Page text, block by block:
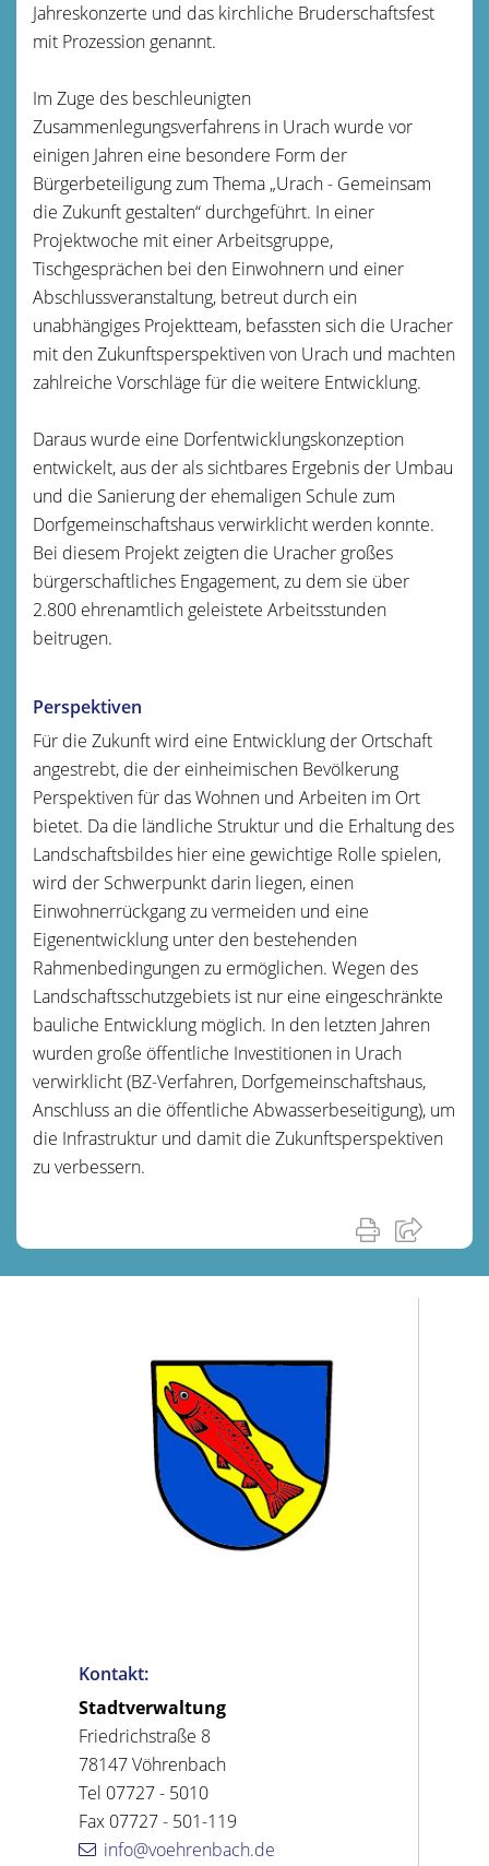
Jahreskonzerte und das kirchliche Bruderschaftsfest
mit Prozession genannt.
Im Zuge des beschleunigten
Zusammenlegungsverfahrens in Urach wurde vor
einigen Jahren eine besondere Form der
Bürgerbeteiligung zum Thema „Urach - Gemeinsam
die Zukunft gestalten“ durchgeführt. In einer
Projektwoche mit einer Arbeitsgruppe,
Tischgesprächen bei den Einwohnern und einer
Abschlussveranstaltung, betreut durch ein
unabhängiges Projektteam, befassten sich die Uracher
mit den Zukunftsperspektiven von Urach und machten
zahlreiche Vorschläge für die weitere Entwicklung.
Daraus wurde eine Dorfentwicklungskonzeption
entwickelt, aus der als sichtbares Ergebnis der Umbau
und die Sanierung der ehemaligen Schule zum
Dorfgemeinschaftshaus verwirklicht werden konnte.
Bei diesem Projekt zeigten die Uracher großes
bürgerschaftliches Engagement, zu dem sie über
2.800 ehrenamtlich geleistete Arbeitsstunden
beitrugen.
Perspektiven
Für die Zukunft wird eine Entwicklung der Ortschaft
angestrebt, die der einheimischen Bevölkerung
Perspektiven für das Wohnen und Arbeiten im Ort
bietet. Da die ländliche Struktur und die Erhaltung des
Landschaftsbildes hier eine gewichtige Rolle spielen,
wird der Schwerpunkt darin liegen, einen
Einwohnerrückgang zu vermeiden und eine
Eigenentwicklung unter den bestehenden
Rahmenbedingungen zu ermöglichen. Wegen des
Landschaftsschutzgebiets ist nur eine eingeschränkte
bauliche Entwicklung möglich. In den letzten Jahren
wurden große öffentliche Investitionen in Urach
verwirklicht (BZ-Verfahren, Dorfgemeinschaftshaus,
Anschluss an die öffentliche Abwasserbeseitigung), um
die Infrastruktur und damit die Zukunftsperspektiven
zu verbessern.
Kontakt:
Stadtverwaltung
Friedrichstraße 8
78147 Vöhrenbach
Tel 07727 - 5010
Fax 07727 - 501-119
info@voehrenbach.de